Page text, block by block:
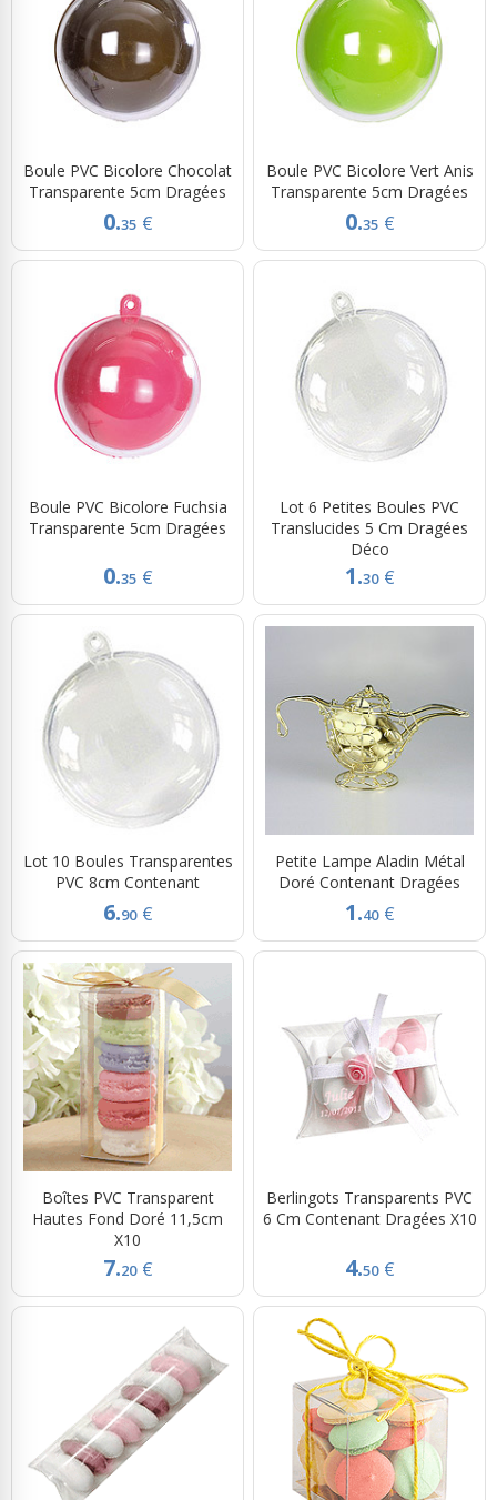
Boule PVC Bicolore Chocolat
Transparente 5cm Dragées
0.35 €
Boule PVC Bicolore Vert Anis
Transparente 5cm Dragées
0.35 €
Boule PVC Bicolore Fuchsia
Transparente 5cm Dragées
0.35 €
Lot 6 Petites Boules PVC
Translucides 5 Cm Dragées
Déco
1.30 €
Lot 10 Boules Transparentes
PVC 8cm Contenant
6.90 €
Petite Lampe Aladin Métal
Doré Contenant Dragées
1.40 €
Boîtes PVC Transparent
Hautes Fond Doré 11,5cm
X10
7.20 €
Berlingots Transparents PVC
6 Cm Contenant Dragées X10
4.50 €